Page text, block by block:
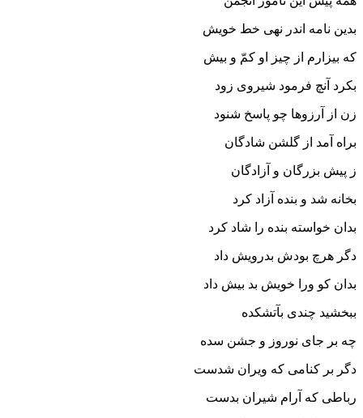
بدین نامه اندر نهى خط خویش
که بیزارم از چیز او کمّ و بیش‏
بکرد آنچ فرمود شیروى زود
زن از آرزوها چو پاسخ شنود
براه آمد از گلشن شادگان
ز پیش بزرگان و آزادگان‏
بخانه شد و بنده آزاد کرد
بدان خواسته بنده را شاد کرد
دگر هرچ بودش بدرویش داد
بدان کو ورا خویش بد بیش داد
ببخشید چندى بآتشکده
چه بر جاى نوروز و جشن سده‏
دگر بر کنامى که ویران شدست
رباطى که آرام شیران بدست‏